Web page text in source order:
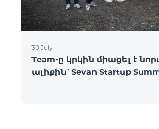
30 July
Team-ը կրկին միացել է
ալիքին՝ Sevan Startup